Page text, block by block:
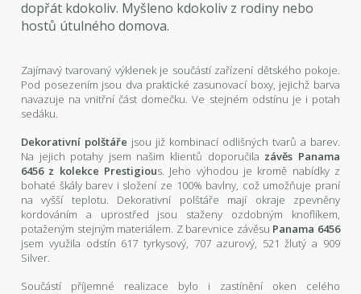
dopřát kdokoliv. Myšleno kdokoliv z rodiny nebo
hostů útulného domova.
Zajímavý tvarovaný výklenek je součástí zařízení dětského pokoje.
Pod posezením jsou dva praktické zasunovací boxy, jejichž barva
navazuje na vnitřní část domečku. Ve stejném odstínu je i potah
sedáku.
Dekorativní polštáře jsou již kombinací odlišných tvarů a barev.
Na jejich potahy jsem našim klientů doporučila závěs Panama
6456 z kolekce Prestigious. Jeho výhodou je kromě nabídky z
bohaté škály barev i složení ze 100% bavlny, což umožňuje praní
na vyšší teplotu. Dekorativní polštáře mají okraje zpevněny
kordováním a uprostřed jsou staženy ozdobným knoflíkem,
potaženým stejným materiálem. Z barevnice závěsu Panama 6456
jsem využila odstín 617 tyrkysový, 707 azurový, 521 žlutý a 909
Silver.
Součástí příjemné realizace bylo i zastínění oken celého